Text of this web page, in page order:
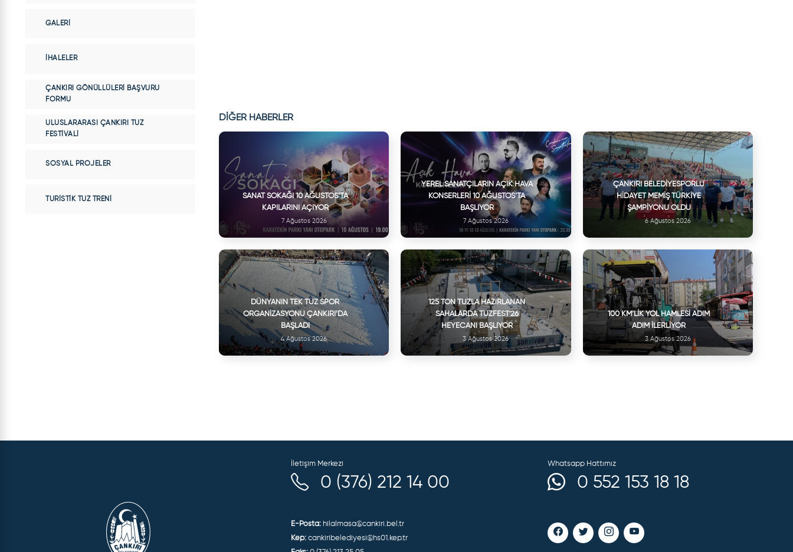
DİĞER HABERLER
SANAT SOKAĞI 10 AĞUSTOS’TA
KAPILARINI AÇIYOR
7 Ağustos 2026
YEREL SANATÇILARIN AÇIK HAVA
KONSERLERI 10 AĞUSTOS’TA
BAŞLIYOR
7 Ağustos 2026
ÇANKIRI BELEDIYESPORLU
HIDAYET MEMIŞ TÜRKIYE
ŞAMPIYONU OLDU
6 Ağustos 2026
DÜNYANIN TEK TUZ SPOR
ORGANIZASYONU ÇANKIRI’DA
BAŞLADI
4 Ağustos 2026
125 TON TUZLA HAZIRLANAN
SAHALARDA TUZFEST'26
HEYECANI BAŞLIYOR
3 Ağustos 2026
100 KM’LIK YOL HAMLESI ADIM
ADIM İLERLIYOR
3 Ağustos 2026
GALERI
İHALELER
ÇANKIRI GÖNÜLLÜLERI BAŞVURU
FORMU
ULUSLARARASI ÇANKIRI TUZ
FESTIVALI
SOSYAL PROJELER
TURISTIK TUZ TRENI
İletişim Merkezi
0 (376) 212 14 00
Whatsapp Hattımız
0 552 153 18 18
E-Posta: hilalmasa@cankiri.bel.tr
Kep: cankiribelediyesi@hs01.kep.tr